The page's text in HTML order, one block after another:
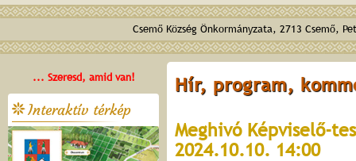
Csemő Község Önkormányzata, 2713
... Szeresd, amid van!
Interaktív térkép
Hír, program,
Meghivó Képviselő-
2024.10.10. 14:00